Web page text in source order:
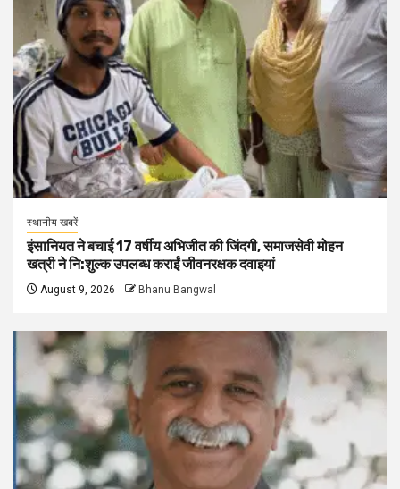
स्थानीय खबरें
इंसानियत ने बचाई 17 वर्षीय अभिजीत की जिंदगी, समाजसेवी मोहन
खत्री ने नि:शुल्क उपलब्ध कराईं जीवनरक्षक दवाइयां
August 9, 2026 Bhanu Bangwal